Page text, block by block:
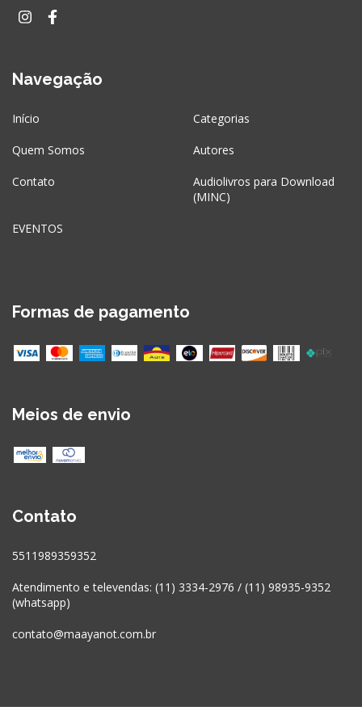
Navegação
Início Categorias
Quem Somos Autores
Contato
Audiolivros para Download
(MINC)
EVENTOS
Formas de pagamento
Meios de envio
Contato
5511989359352
Atendimento e televendas: (11) 3334-2976 / (11) 98935-9352
(whatsapp)
contato@maayanot.com.br